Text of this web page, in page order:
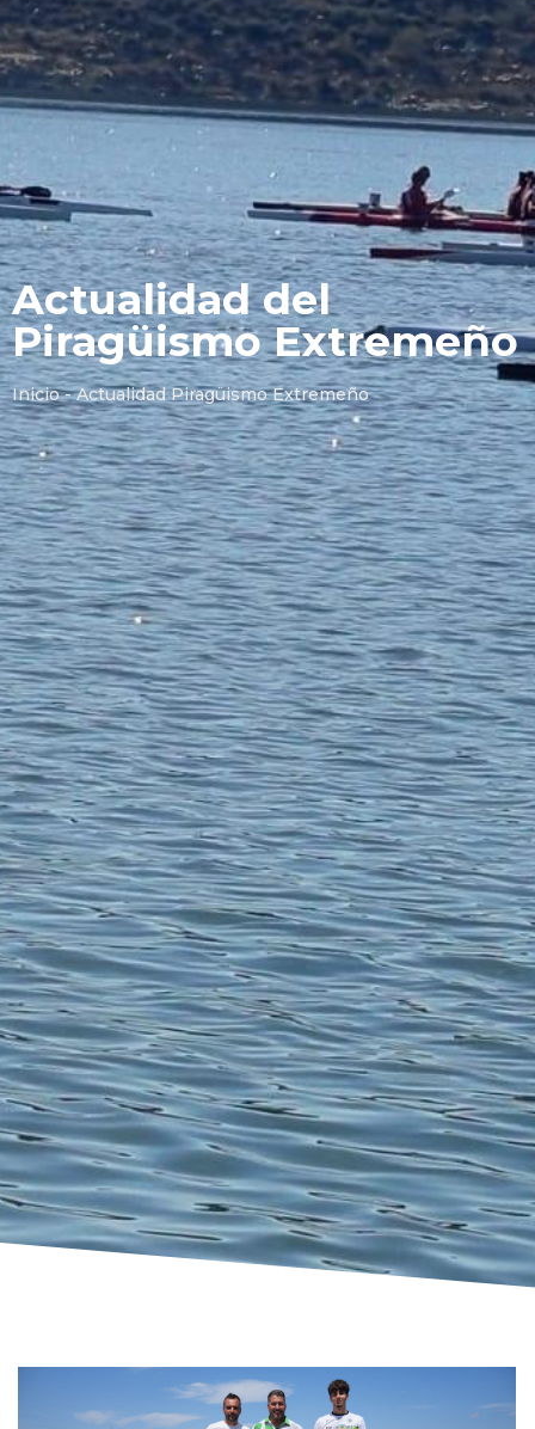
Actualidad del
Piragüismo Extremeño
Inicio - Actualidad Piragüismo Extremeño